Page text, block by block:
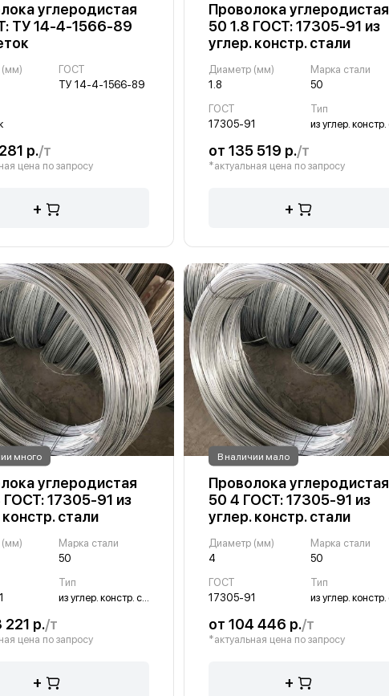
углеродистая
ТУ 14-4-1566-89
(мм)
ГОСТ
ТУ 14-4-1566-89
р./т
цена по запросу
+
Проволока углеродистая
50 1.8 ГОСТ: 17305-91 из
углер. констр. стали
Диаметр (мм)
1.8
Марка стали
50
ГОСТ
17305-91
Тип
от 135 519 р./т
*актуальная цена по запросу
+
много
углеродистая
ГОСТ: 17305-91 из
констр. стали
(мм)
Марка стали
50
Тип
из углер. констр. стали
221 р./т
цена по запросу
+
В наличии мало
Проволока углеродистая
50 4 ГОСТ: 17305-91 из
углер. констр. стали
Диаметр (мм)
4
Марка стали
50
ГОСТ
17305-91
Тип
от 104 446 р./т
*актуальная цена по запросу
+